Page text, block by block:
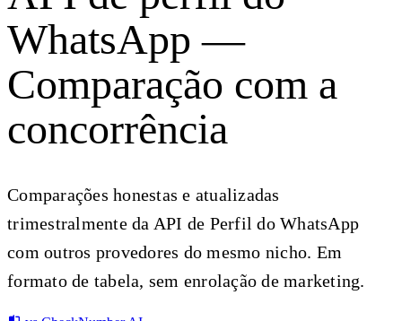
WhatsApp —
Comparação com a
concorrência
Comparações honestas e atualizadas
trimestralmente da API de Perfil do WhatsApp
com outros provedores do mesmo nicho. Em
formato de tabela, sem enrolação de marketing.